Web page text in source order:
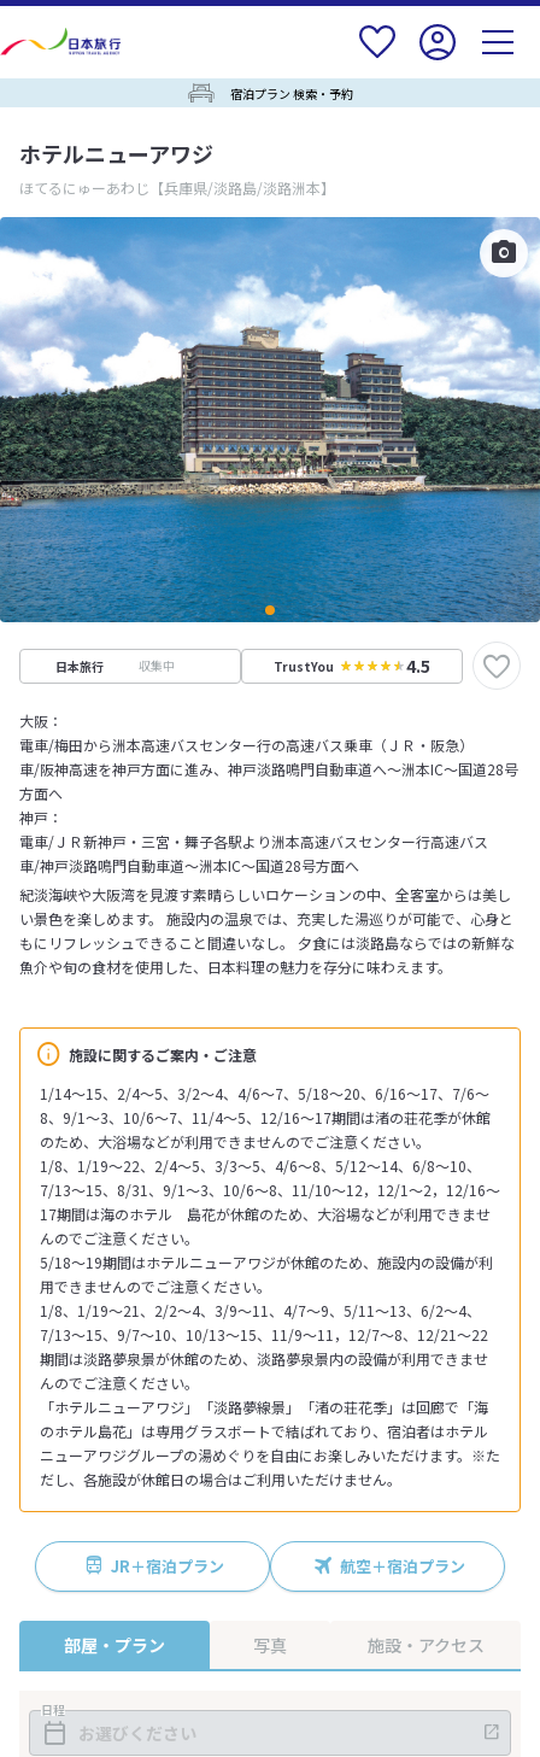
宿泊プラン 検索・予約
ホテルニューアワジ
ほてるにゅーあわじ 【兵庫県/淡路島/淡路洲本】
日本旅行 収集中 TrustYou 4.5
大阪：
電車/梅田から洲本高速バスセンター行の高速バス乗車（ＪＲ・阪急）
車/阪神高速を神戸方面に進み、神戸淡路鳴門自動車道へ～洲本IC～国道28号
方面へ
神戸：
電車/ＪＲ新神戸・三宮・舞子各駅より洲本高速バスセンター行高速バス
車/神戸淡路鳴門自動車道～洲本IC～国道28号方面へ
施設に関するご案内・ご注意
1/14～15、2/4～5、3/2～4、4/6～7、5/18～20、6/16～17、7/6～
8、9/1～3、10/6～7、11/4～5、12/16～17期間は渚の荘花季が休館
のため、大浴場などが利用できませんのでご注意ください。
1/8、1/19～22、2/4～5、3/3～5、4/6～8、5/12～14、6/8～10、
7/13～15、8/31、9/1～3、10/6～8、11/10～12，12/1～2，12/16～
17期間は海のホテル 島花が休館のため、大浴場などが利用できませ
んのでご注意ください。
5/18～19期間はホテルニューアワジが休館のため、施設内の設備が利
用できませんのでご注意ください。
1/8、1/19～21、2/2～4、3/9～11、4/7～9、5/11～13、6/2～4、
7/13～15、9/7～10、10/13～15、11/9～11，12/7～8、12/21～22
期間は淡路夢泉景が休館のため、淡路夢泉景内の設備が利用できませ
んのでご注意ください。
「ホテルニューアワジ」「淡路夢線景」「渚の荘花季」は回廊で「海
のホテル島花」は専用グラスボートで結ばれており、宿泊者はホテル
ニューアワジグループの湯めぐりを自由にお楽しみいただけます。※た
だし、各施設が休館日の場合はご利用いただけません。
紀淡海峡や大阪湾を見渡す素晴らしいロケーションの中、全客室からは美し
い景色を楽しめます。 施設内の温泉では、充実した湯巡りが可能で、心身と
もにリフレッシュできること間違いなし。 夕食には淡路島ならではの新鮮な
魚介や旬の食材を使用した、日本料理の魅力を存分に味わえます。
JR＋宿泊プラン 航空＋宿泊プラン
部屋・プラン 写真 施設・アクセス
日程